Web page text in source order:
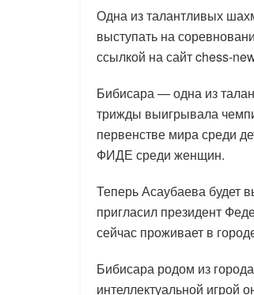
Одна из талантливых
выступать на
ссылкой на сайт chess-
Бибисара — одна из
трижды выигрывала
первенстве мира среди
ФИДЕ среди женщин.
Теперь Асаубаева будет
пригласил президент
сейчас проживает в
Бибисара родом из
интеллектуальной игрой